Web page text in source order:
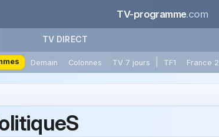
TV-programme.com
TV DIRECT
Demain Colonnes TV 7 jours TF1 France 2